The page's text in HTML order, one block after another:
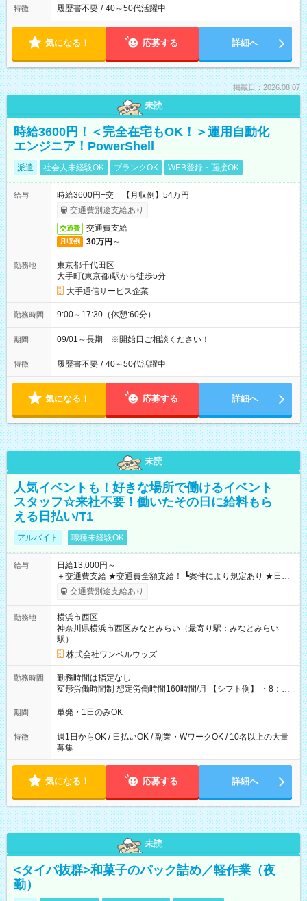
特徴 履歴書不要 / 40～50代活躍中
気になる！ 応募する 詳細へ
掲載日：2026.08.07
未読
時給3600円！＜完全在宅もOK！＞運用自動化
エンジニア！PowerShell
派遣 社会人未経験OK ブランクOK WEB登録・面接OK
給与
時給3600円+交 【月収例】54万円
交通費別途支給あり
交通費 交通費支給
月収例 30万円～
勤務地
東京都千代田区
大手町(東京都)駅から徒歩5分
大手通信サービス企業
勤務時間 9:00～17:30（休憩:60分）
期間 09/01～長期 ※開始日ご相談ください！
特徴 履歴書不要 / 40～50代活躍中
気になる！ 応募する 詳細へ
未読
人気イベントも！好きな場所で働けるイベント
スタッフ☆来社不要！働いたその日に給料もら
える日払い/T1
アルバイト 職種未経験OK
給与
日給13,000円～
＋交通費支給 ★交通費全額支給！ ┗案件により規定あり ★日払
いOK！（規定あり） ┗働いたその日に現金GET♪ お仕事後はコ
ンビニATMから 日払い分を引き落とせます！ 【試用期間】試
交通費別途支給あり
勤務地
横浜市西区
神奈川県横浜市西区みなとみらい（最寄り駅：みなとみらい
駅）
株式会社ワンベルウッズ
勤務時間
勤務時間は指定なし
変形労働時間制 想定労働時間160時間/月 【シフト例】 ・8：00
～21：00
期間 単発・1日のみOK
特徴
週1日からOK / 日払いOK / 副業・WワークOK / 10名以上の大量
募集
気になる！ 応募する 詳細へ
未読
<タイパ抜群>和菓子のパック詰め／軽作業（夜
勤）